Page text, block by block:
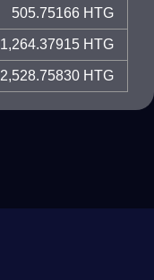
505.75166 HTG
1,264.37915 HTG
2,528.75830 HTG